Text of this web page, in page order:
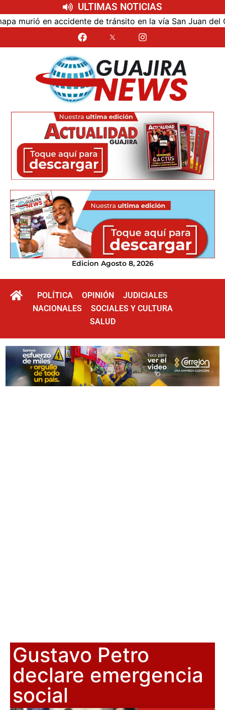
ULTIMAS NOTICIAS
en accidente de tránsito en la vía San Juan del
Edicion Agosto 8, 2026
POLÍTICA OPINIÓN
JUDICIALES
NACIONALES
SOCIALES Y CULTURA
SALUD
Gustavo Petro
declare emergencia
social